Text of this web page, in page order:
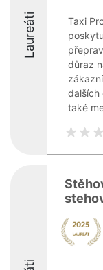
Laureáti
Taxi
důraz
dalších
také